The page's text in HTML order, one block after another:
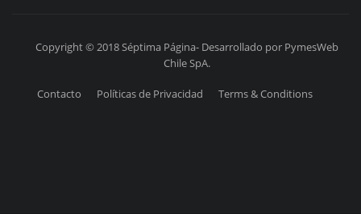
Copyright © 2018 Séptima Página- Desarrollado por PymesWeb
Chile SpA.
Contacto Políticas de Privacidad Terms & Conditions